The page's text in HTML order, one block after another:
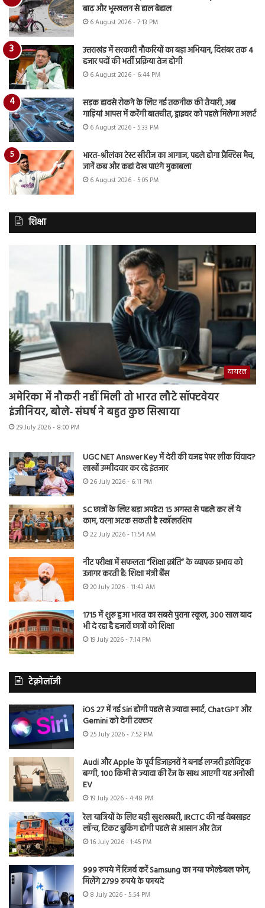
बाढ़ और भूस्खलन से हाल बेहाल
6 August 2026 - 7:13 PM
उत्तराखंड में सरकारी नौकरियों का बड़ा अभियान, दिसंबर तक 4
हजार पदों की भर्ती प्रक्रिया तेज होगी
6 August 2026 - 6:44 PM
सड़क हादसे रोकने के लिए नई तकनीक की तैयारी, अब
गाड़ियां आपस में करेंगी बातचीत, ड्राइवर को पहले मिलेगा अलर्ट
6 August 2026 - 5:33 PM
भारत-श्रीलंका टेस्ट सीरीज का आगाज, पहले होगा प्रैक्टिस मैच,
जानें कब और कहां देख पाएंगे मुकाबला
6 August 2026 - 5:05 PM
शिक्षा
वायरल
अमेरिका में नौकरी नहीं मिली तो भारत लौटे सॉफ्टवेयर
इंजीनियर, बोले- संघर्ष ने बहुत कुछ सिखाया
29 July 2026 - 8:00 PM
UGC NET Answer Key में देरी की वजह पेपर लीक विवाद?
लाखों उम्मीदवार कर रहे इंतजार
26 July 2026 - 6:11 PM
SC छात्रों के लिए बड़ा अपडेट! 15 अगस्त से पहले कर लें ये
काम, वरना अटक सकती है स्कॉलरशिप
22 July 2026 - 11:54 AM
नीट परीक्षा में सफलता “शिक्षा क्रांति” के व्यापक प्रभाव को
उजागर करती है: शिक्षा मंत्री बैंस
20 July 2026 - 11:43 AM
1715 में शुरू हुआ भारत का सबसे पुराना स्कूल, 300 साल बाद
भी दे रहा है हजारों छात्रों को शिक्षा
19 July 2026 - 7:14 PM
टेक्नोलॉजी
iOS 27 में नई Siri होगी पहले से ज्यादा स्मार्ट, ChatGPT और
Gemini को देगी टक्कर
25 July 2026 - 7:52 PM
Audi और Apple के पूर्व डिजाइनरों ने बनाई लग्जरी इलेक्ट्रिक
बग्गी, 100 किमी से ज्यादा की रेंज के साथ आएगी यह अनोखी
EV
19 July 2026 - 4:48 PM
रेल यात्रियों के लिए बड़ी खुशखबरी, IRCTC की नई वेबसाइट
लॉन्च, टिकट बुकिंग होगी पहले से आसान और तेज
16 July 2026 - 1:45 PM
999 रुपये में रिजर्व करें Samsung का नया फोल्डेबल फोन,
मिलेंगे 2799 रुपये के फायदे
8 July 2026 - 5:54 PM